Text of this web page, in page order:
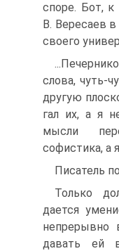
споре. Бот, к
В. Вересаев
своего
слова, чуть-
другую
гал их, а я
мысли
софистика, а
Писатель
Только
дается
непрерывно
давать ей